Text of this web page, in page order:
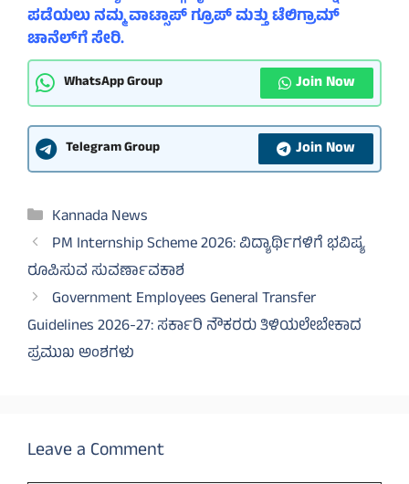
ಪಡೆಯಲು ನಮ್ಮ ವಾಟ್ಸಾಪ್ ಗ್ರೂಪ್ ಮತ್ತು ಟೆಲಿಗ್ರಾಮ್
ಚಾನೆಲ್‌ಗೆ ಸೇರಿ.
WhatsApp Group Join Now
Telegram Group Join Now
Categories
Kannada News
PM Internship Scheme 2026: ವಿದ್ಯಾರ್ಥಿಗಳಿಗೆ ಭವಿಷ್ಯ
ರೂಪಿಸುವ ಸುವರ್ಣಾವಕಾಶ
Government Employees General Transfer
Guidelines 2026-27: ಸರ್ಕಾರಿ ನೌಕರರು ತಿಳಿಯಲೇಬೇಕಾದ
ಪ್ರಮುಖ ಅಂಶಗಳು
Leave a Comment